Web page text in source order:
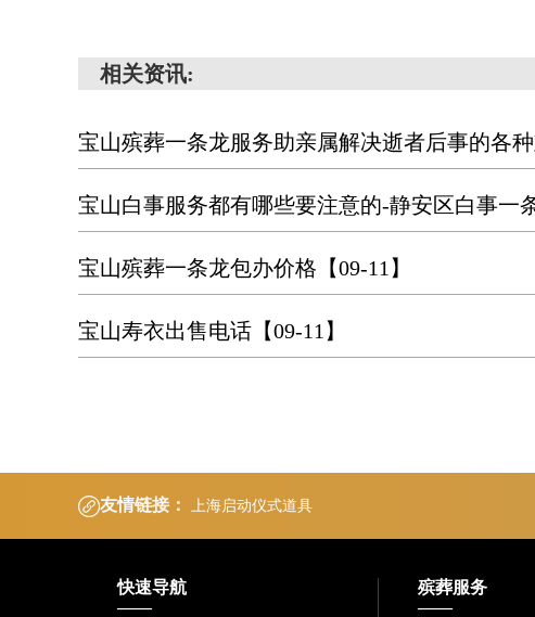
相关资讯:
宝山殡葬一条龙服务助亲属解决逝者后事的各
宝山白事服务都有哪些要注意的-静安区白事一
宝山殡葬一条龙包办价格 【09-11】
宝山寿衣出售电话 【09-11】
友情链接： 上海启动仪式道具
快速导航 殡葬服务